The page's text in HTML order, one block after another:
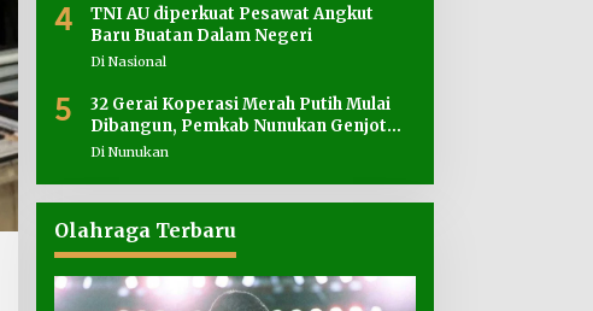
4
TNI AU diperkuat Pesawat Angkut
Baru Buatan Dalam Negeri
Di Nasional
5
32 Gerai Koperasi Merah Putih Mulai
Dibangun, Pemkab Nunukan Genjot
Penyediaan Lahan
Di Nunukan
Olahraga Terbaru